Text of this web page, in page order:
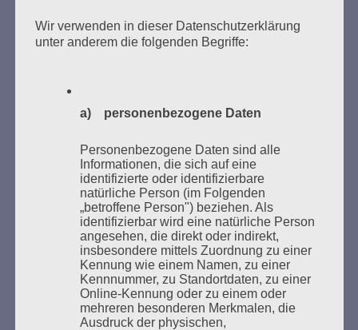
des Gedenkens an die Verbrennung von Büchern am
Kaifu-Ufer – genau an dem Ort, wo im Mai 1933 NS-
Studentenorganisationen und Burschenschaftler
Bücher verbrannten.
Weitere Informationen:lesezeichen-setzen.de
GEDENKEN UND ERINNERN BEGINNT IN
UNSERER NACHBARSCHAFT
Wir verwenden in dieser Datenschutzerklärung
unter anderem die folgenden Begriffe:
a) personenbezogene Daten
Personenbezogene Daten sind alle
Informationen, die sich auf eine
identifizierte oder identifizierbare
natürliche Person (im Folgenden
„betroffene Person") beziehen. Als
identifizierbar wird eine natürliche Person
angesehen, die direkt oder indirekt,
insbesondere mittels Zuordnung zu einer
Kennung wie einem Namen, zu einer
Kennnummer, zu Standortdaten, zu einer
Online-Kennung oder zu einem oder
mehreren besonderen Merkmalen, die
Ausdruck der physischen,